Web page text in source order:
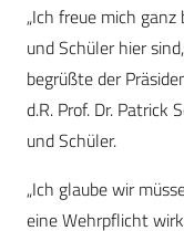
„Ich freue mich
und Schüler hier
begrüßte der
d.R. Prof. Dr. Patrick
und Schüler.
„Ich glaube wir
eine Wehrpflicht